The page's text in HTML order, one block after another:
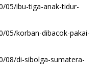
05/ibu-tiga-anak-tidur-
05/korban-dibacok-pakai-
08/di-sibolga-sumatera-